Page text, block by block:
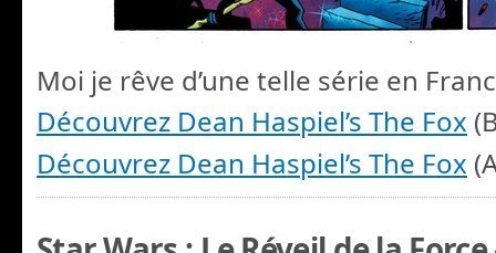
Moi je rêve d’une telle série en
Découvrez Dean Haspiel’s The Fox
Découvrez Dean Haspiel’s The Fox